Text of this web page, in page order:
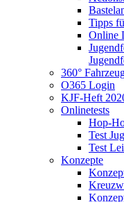
Tipps
Online
360°
O365 Login
KJF-Heft
Onlinetests
Hop-
Test
Test
Konzepte